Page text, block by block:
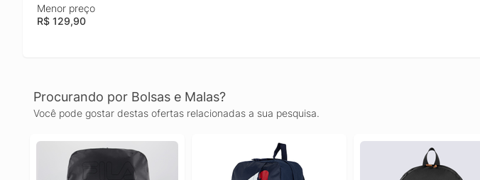
Menor preço
R$ 129,90
Procurando por Bolsas e Malas?
Você pode gostar destas ofertas relacionadas a sua pesquisa.